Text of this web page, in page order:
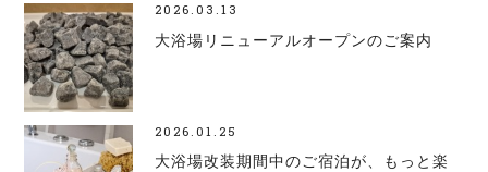
2026.03.13
大浴場リニューアルオープンのご案内
2026.01.25
大浴場改装期間中のご宿泊が、もっと楽